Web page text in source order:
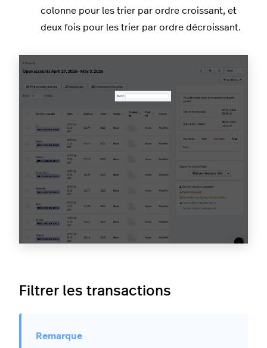
colonne pour les trier par ordre croissant, et
deux fois pour les trier par ordre décroissant.
Filtrer les transactions